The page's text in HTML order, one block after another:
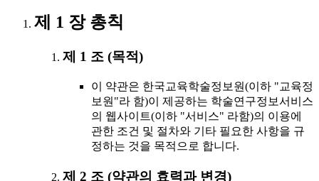
제 1 장 총칙
제 1 조 (목적)
이 약관은 한국교육학술정보원(이하 "교육정
보원"라 함)이 제공하는 학술연구정보서비스
의 웹사이트(이하 "서비스" 라함)의 이용에
관한 조건 및 절차와 기타 필요한 사항을 규
정하는 것을 목적으로 합니다.
제 2 조 (약관의 효력과 변경)